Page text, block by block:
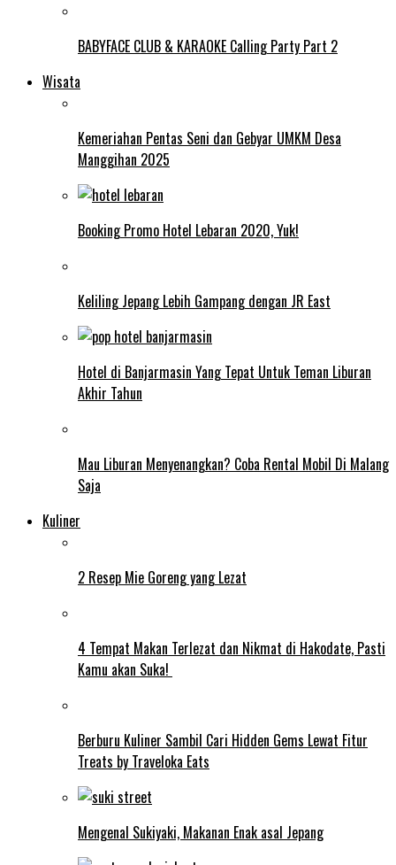
BABYFACE CLUB & KARAOKE Calling Party Part 2
Wisata
Kemeriahan Pentas Seni dan Gebyar UMKM Desa
Manggihan 2025
Booking Promo Hotel Lebaran 2020, Yuk!
Keliling Jepang Lebih Gampang dengan JR East
Hotel di Banjarmasin Yang Tepat Untuk Teman Liburan
Akhir Tahun
Mau Liburan Menyenangkan? Coba Rental Mobil Di Malang
Saja
Kuliner
2 Resep Mie Goreng yang Lezat
4 Tempat Makan Terlezat dan Nikmat di Hakodate, Pasti
Kamu akan Suka!
Berburu Kuliner Sambil Cari Hidden Gems Lewat Fitur
Treats by Traveloka Eats
Mengenal Sukiyaki, Makanan Enak asal Jepang